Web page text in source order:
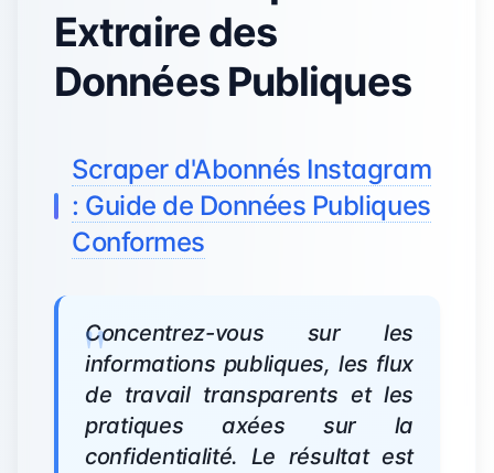
Extraire des
Données Publiques
Scraper d'Abonnés Instagram
: Guide de Données Publiques
Conformes
Concentrez-vous sur les
informations publiques, les flux
de travail transparents et les
pratiques axées sur la
confidentialité. Le résultat est